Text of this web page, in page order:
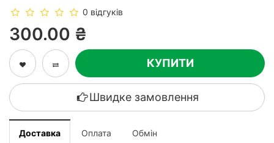
0 відгуків
300.00 ₴
КУПИТИ
Швидке замовлення
Доставка Оплата Обмін